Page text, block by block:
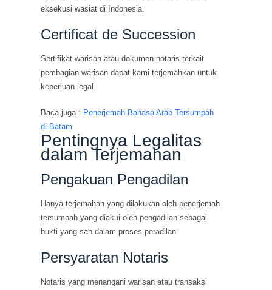
eksekusi wasiat di Indonesia.
Certificat de Succession
Sertifikat warisan atau dokumen notaris terkait
pembagian warisan dapat kami terjemahkan untuk
keperluan legal.
Baca juga : Penerjemah Bahasa Arab Tersumpah
di Batam
Pentingnya Legalitas
dalam Terjemahan
Pengakuan Pengadilan
Hanya terjemahan yang dilakukan oleh penerjemah
tersumpah yang diakui oleh pengadilan sebagai
bukti yang sah dalam proses peradilan.
Persyaratan Notaris
Notaris yang menangani warisan atau transaksi